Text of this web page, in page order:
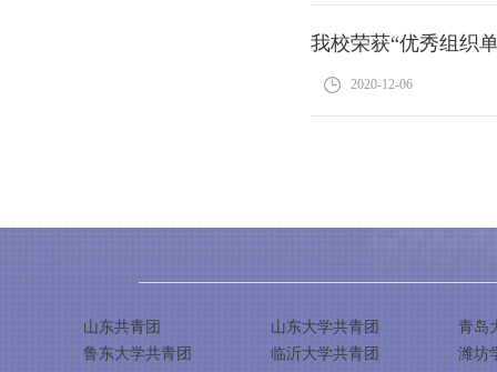
我校荣获“优秀组织
2020-12-06
山东共青团 山东大学共青团
青岛
鲁东大学共青团
临沂大学共青团
潍坊